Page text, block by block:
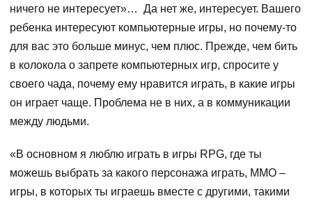
ничего не интересует»… Да нет же, интересует. Вашего
ребенка интересуют компьютерные игры, но почему-то
для вас это больше минус, чем плюс. Прежде, чем бить
в колокола о запрете компьютерных игр, спросите у
своего чада, почему ему нравится играть, в какие игры
он играет чаще. Проблема не в них, а в коммуникации
между людьми.
«В основном я люблю играть в игры RPG, где ты
можешь выбрать за какого персонажа играть, ММО –
игры, в которых ты играешь вместе с другими, такими